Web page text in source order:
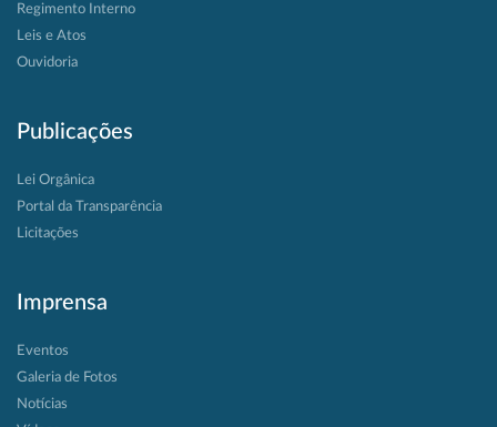
Regimento Interno
Leis e Atos
Ouvidoria
Publicações
Lei Orgânica
Portal da Transparência
Licitações
Imprensa
Eventos
Galeria de Fotos
Notícias